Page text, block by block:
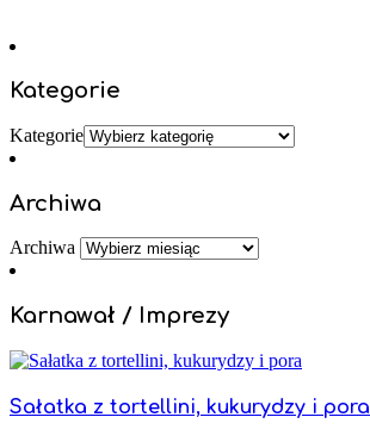
Kategorie
Kategorie
Archiwa
Archiwa
Karnawał / Imprezy
Sałatka z tortellini, kukurydzy i pora